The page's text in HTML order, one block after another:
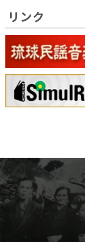
リンク